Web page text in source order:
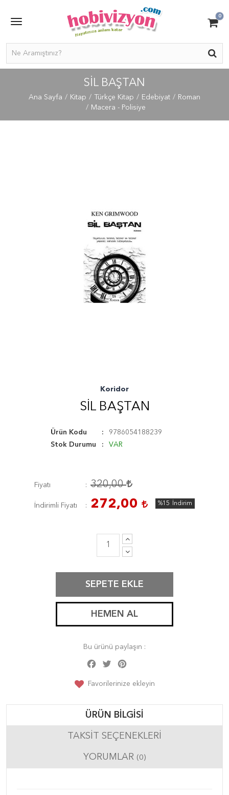
0
SIL BAŞTAN
Ana Sayfa Kitap Türkçe Kitap Edebiyat
Roman
Macera - Polisiye
Koridor
SIL BAŞTAN
Ürün Kodu
9786054188239
Stok Durumu
VAR
Fiyatı 320,00
İndirimli Fiyatı 272,00 %15 İndirim
SEPETE EKLE
HEMEN AL
Bu ürünü paylaşın :
Facebook
Twitter
Favorilerinize ekleyin
ÜRÜN BILGISI
TAKSIT SEÇENEKLERI
YORUMLAR (0)